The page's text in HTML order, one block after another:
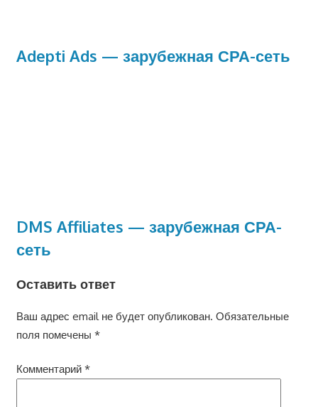
Adepti Ads — зарубежная СРА-сеть
DMS Affiliates — зарубежная СРА-
сеть
Оставить ответ
Ваш адрес email не будет опубликован. Обязательные
поля помечены *
Комментарий *